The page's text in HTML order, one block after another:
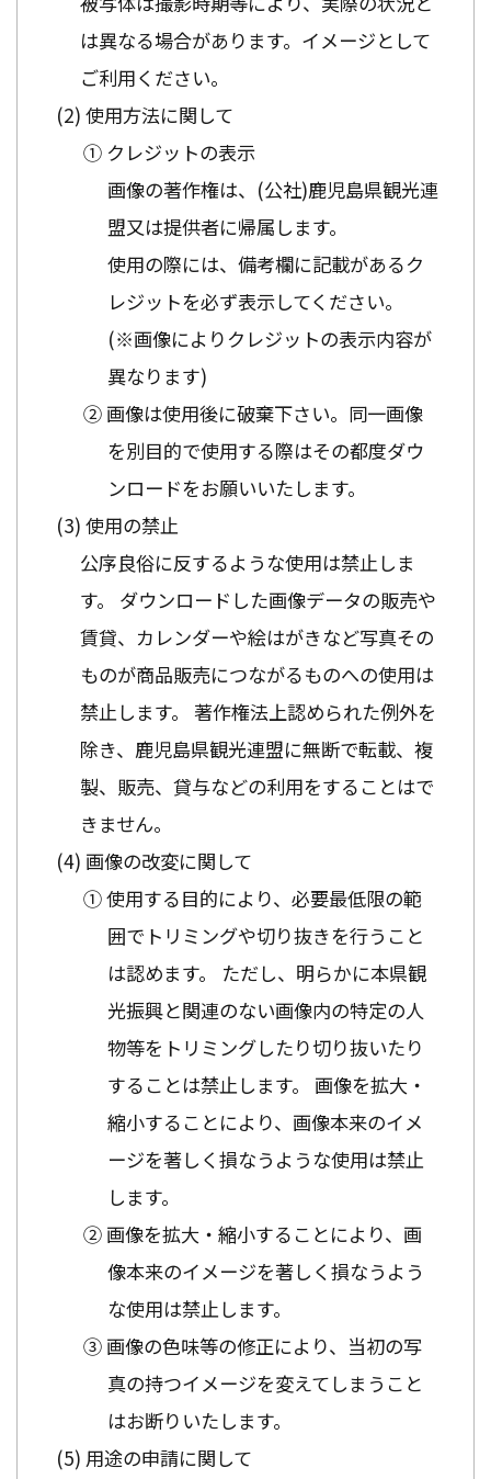
は異なる場合があります。イメージとして
ご利用ください。
使用方法に関して
① クレジットの表示
画像の著作権は、(公社)鹿児島県観光連
盟又は提供者に帰属します。
使用の際には、備考欄に記載があるク
レジットを必ず表示してください。
(※画像によりクレジットの表示内容が
異なります)
② 画像は使用後に破棄下さい。同一画像
を別目的で使用する際はその都度ダウ
ンロードをお願いいたします。
使用の禁止
公序良俗に反するような使用は禁止しま
す。 ダウンロードした画像データの販売や
賃貸、カレンダーや絵はがきなど写真その
ものが商品販売につながるものへの使用は
禁止します。 著作権法上認められた例外を
除き、鹿児島県観光連盟に無断で転載、複
製、販売、貸与などの利用をすることはで
きません。
画像の改変に関して
① 使用する目的により、必要最低限の範
囲でトリミングや切り抜きを行うこと
は認めます。 ただし、明らかに本県観
光振興と関連のない画像内の特定の人
物等をトリミングしたり切り抜いたり
することは禁止します。 画像を拡大・
縮小することにより、画像本来のイメ
ージを著しく損なうような使用は禁止
します。
② 画像を拡大・縮小することにより、画
像本来のイメージを著しく損なうよう
な使用は禁止します。
③ 画像の色味等の修正により、当初の写
真の持つイメージを変えてしまうこと
はお断りいたします。
用途の申請に関して